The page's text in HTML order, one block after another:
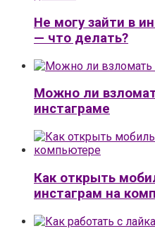
Не могу зайти в
— что делать?
Можно ли
инстаграме
Как открыть
инстаграм на